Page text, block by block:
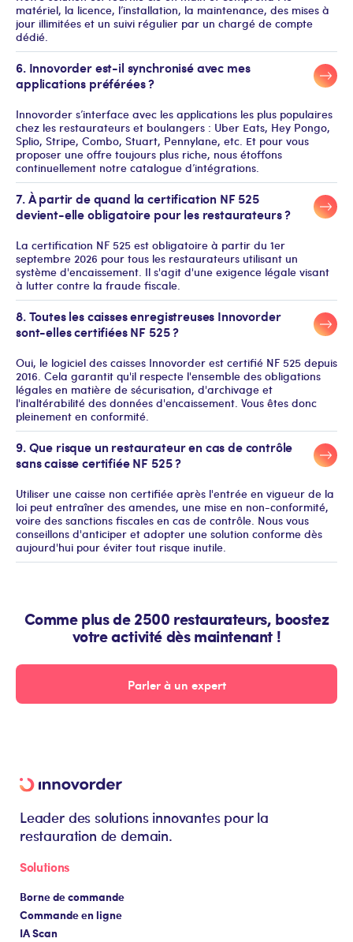
matériel, la licence, l’installation, la maintenance, des mises à
jour illimitées et un suivi régulier par un chargé de compte
dédié.
6. Innovorder est-il synchronisé avec mes
applications préférées ?
Innovorder s’interface avec les applications les plus populaires
chez les restaurateurs et boulangers : Uber Eats, Hey Pongo,
Splio, Stripe, Combo, Stuart, Pennylane, etc. Et pour vous
proposer une offre toujours plus riche, nous étoffons
continuellement notre catalogue d’intégrations.
7. À partir de quand la certification NF 525
devient-elle obligatoire pour les restaurateurs ?
La certification NF 525 est obligatoire à partir du 1er
septembre 2026 pour tous les restaurateurs utilisant un
système d'encaissement. Il s'agit d'une exigence légale visant
à lutter contre la fraude fiscale.
8. Toutes les caisses enregistreuses Innovorder
sont-elles certifiées NF 525 ?
Oui, le logiciel des caisses Innovorder est certifié NF 525 depuis
2016. Cela garantit qu'il respecte l'ensemble des obligations
légales en matière de sécurisation, d'archivage et
l'inaltérabilité des données d'encaissement. Vous êtes donc
pleinement en conformité.
9. Que risque un restaurateur en cas de contrôle
sans caisse certifiée NF 525 ?
Utiliser une caisse non certifiée après l'entrée en vigueur de la
loi peut entraîner des amendes, une mise en non-conformité,
voire des sanctions fiscales en cas de contrôle. Nous vous
conseillons d'anticiper et adopter une solution conforme dès
aujourd'hui pour éviter tout risque inutile.
Comme plus de 2500 restaurateurs, boostez
votre activité dès maintenant !
Parler à un expert
Leader des solutions innovantes pour la
restauration de demain.
Solutions
Borne de commande
Commande en ligne
IA Scan